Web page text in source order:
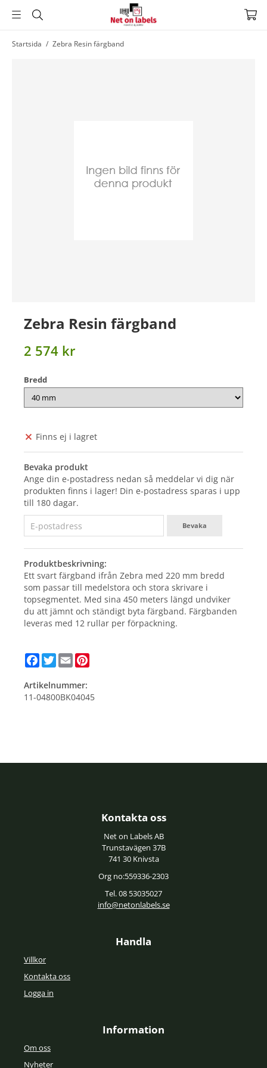
HoppaStartsida / Zebra Resin färgband
Zebra Resin färgband
2 574 kr
Bredd
Finns ej i lagret
Bevaka produkt
Ange din e-postadress nedan så meddelar vi dig när
produkten finns i lager! Din e-postadress sparas i upp
till 180 dagar.
Bevaka
Produktbeskrivning:
Ett svart färgband ifrån Zebra med 220 mm bredd
som passar till medelstora och stora skrivare i
topsegmentet. Med sina 450 meters längd undviker
du att jämnt och ständigt byta färgband. Färgbanden
leveras med 12 rullar per förpackning.
Facebook
Twitter
Email
Artikelnummer:
11-04800BK04045
Kontakta oss
Net on Labels AB
Trunstavägen 37B
741 30 Knivsta
Org no:559336-2303
Tel. 08 53035027
info@netonlabels.se
Handla
Villkor
Kontakta oss
Logga in
Information
Om oss
Nyheter